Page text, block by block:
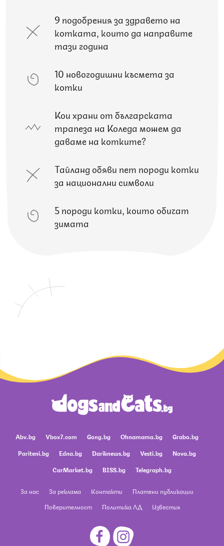
9 подобрения за здравето на
котката, които да направите
тази година
10 новогодишни късмета за
котки
Кои храни от българската
трапеза на Коледа можем да
даваме на котките?
Тайланд обяви пет породи котки
за национални символи
5 породи котки, които обичат
зимата
Abv.bg Vbox7.com Gong.bg Ohnamama.bg
Grabo.bg
Pariteni.bg
Edna.bg Dariknews.bg Vesti.bg
Nova.bg
CarMarket.bg
BISS.bg Telegraph.bg
За нас За реклама Контакти
Платени публикации
Поверителност
Политика ЛД Известия